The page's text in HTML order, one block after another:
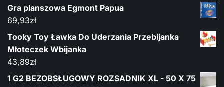
Gra planszowa Egmont Papua
69,93zł
Tooky Toy Ławka Do Uderzania Przebijanka
Młoteczek Wbijanka
43,89zł
1 G2 BEZOBSŁUGOWY ROZSADNIK XL - 50 X 75